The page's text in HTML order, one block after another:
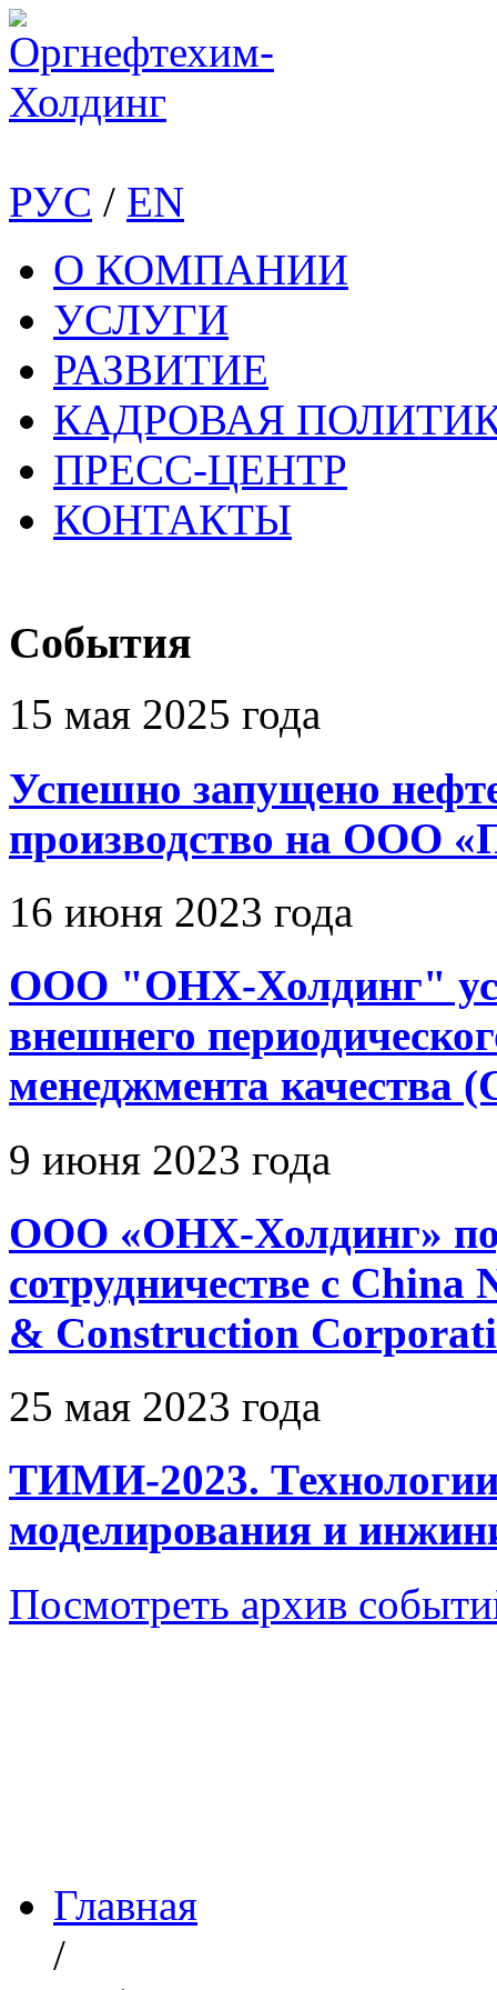
РУС / EN
О КОМПАНИИ
УСЛУГИ
РАЗВИТИЕ
КАДРОВАЯ
ПРЕСС-ЦЕНТР
КОНТАКТЫ
События
15 мая 2025 года
Успешно запущено
производство на
16 июня 2023 года
ООО "ОНХ-Холдинг"
внешнего
менеджмента качества
9 июня 2023 года
ООО «ОНХ-Холдинг»
сотрудничестве с
& Construction
25 мая 2023 года
ТИМИ-2023.
моделирования и
Посмотреть архив
Главная
/